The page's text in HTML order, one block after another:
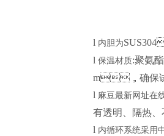
l 内胆为
l保温材质:聚氨酯
m，确保试
l 麻豆最新网址在
有透明、隔热
l 内循环系统采用